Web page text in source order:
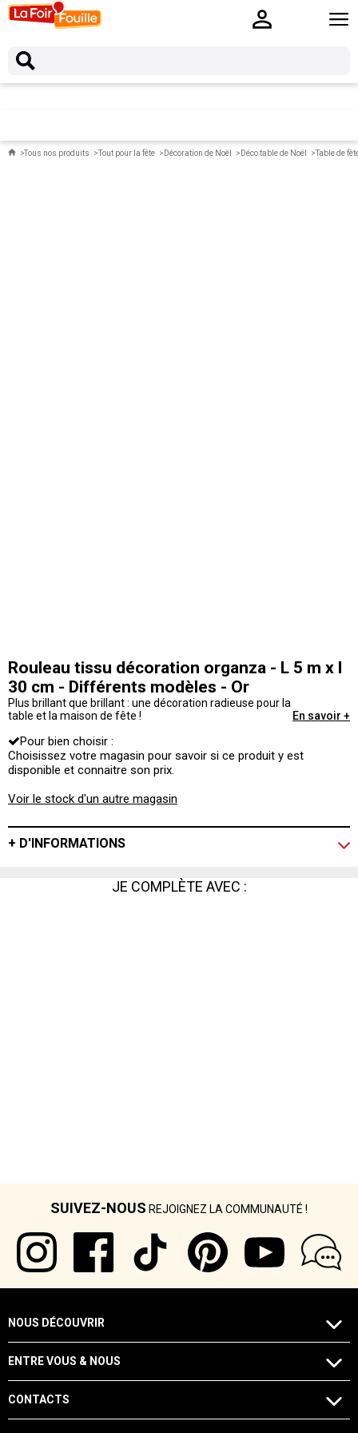
Tous nos produits Tout pour la fête Décoration de Noël Déco table de Noël Table de
Rouleau tissu décoration organza - L 5 m x l
30 cm - Différents modèles - Or
Plus brillant que brillant : une décoration radieuse pour la
table et la maison de fête !
En savoir +
Pour bien choisir :
Choisissez votre magasin pour savoir si ce produit y est
disponible et connaitre son prix.
Voir le stock d'un autre magasin
+ D'INFORMATIONS
JE COMPLÈTE AVEC :
SUIVEZ-NOUS REJOIGNEZ LA COMMUNAUTÉ !
NOUS DÉCOUVRIR
ENTRE VOUS & NOUS
CONTACTS